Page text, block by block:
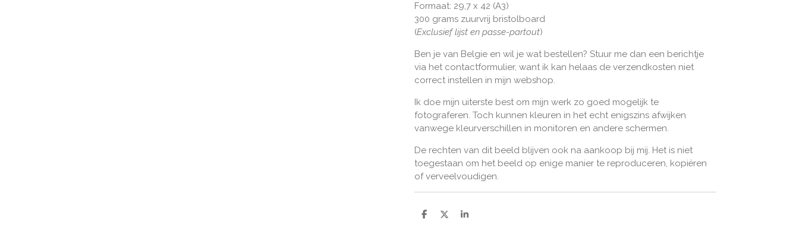
Formaat: 29,7 x 42 (A3)
300 grams zuurvrij bristolboard
(Exclusief lijst en passe-partout)
Ben je van Belgie en wil je wat bestellen? Stuur me dan een berichtje
via het contactformulier, want ik kan helaas de verzendkosten niet
correct instellen in mijn webshop.
Ik doe mijn uiterste best om mijn werk zo goed mogelijk te
fotograferen. Toch kunnen kleuren in het echt enigszins afwijken
vanwege kleurverschillen in monitoren en andere schermen.
De rechten van dit beeld blijven ook na aankoop bij mij. Het is niet
toegestaan om het beeld op enige manier te reproduceren, kopiëren
of verveelvoudigen.
D
D
S